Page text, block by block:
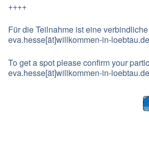
++++
Für die Teilnahme ist eine
eva.hesse[ät]willkommen-in-
To get a spot please confirm your
eva.hesse[ät]willkommen-in-loebtau.de